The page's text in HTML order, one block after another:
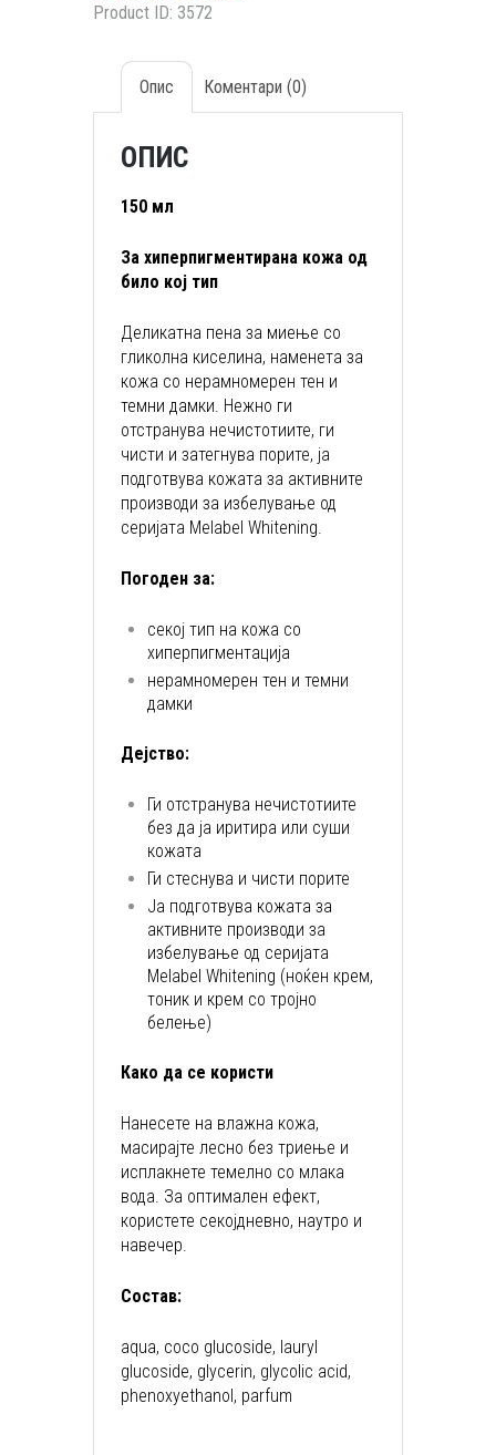
Product ID: 3572
Опис Коментари (0)
ОПИС
150 мл
За хиперпигментирана кожа од
било кој тип
Деликатна пена за миење со
гликолна киселина, наменета за
кожа со нерамномерен тен и
темни дамки. Нежно ги
отстранува нечистотиите, ги
чисти и затегнува порите, ја
подготвува кожата за активните
производи за избелување од
серијата Melabel Whitening.
Погоден за:
секој тип на кожа со
хиперпигментација
нерамномерен тен и темни
дамки
Дејство:
Ги отстранува нечистотиите
без да ја иритира или суши
кожата
Ги стеснува и чисти порите
Ја подготвува кожата за
активните производи за
избелување од серијата
Melabel Whitening (ноќен крем,
тоник и крем со тројно
белење)
Како да се користи
Нанесете на влажна кожа,
масирајте лесно без триење и
исплакнете темелно со млака
вода. За оптимален ефект,
користете секојдневно, наутро и
навечер.
Состав:
aqua, coco glucoside, lauryl
glucoside, glycerin, glycolic acid,
phenoxyethanol, parfum